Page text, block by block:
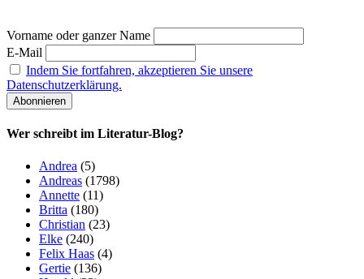
Vorname oder ganzer Name
E-Mail
Indem Sie fortfahren, akzeptieren Sie unsere
Datenschutzerklärung.
Wer schreibt im Literatur-Blog?
Andrea (5)
Andreas (1798)
Annette (11)
Britta (180)
Christian (23)
Elke (240)
Felix Haas (4)
Gertie (136)